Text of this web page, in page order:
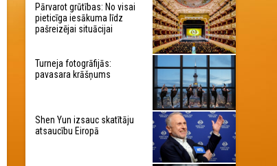
Pārvarot grūtības: No visai
pieticīga iesākuma līdz
pašreizējai situācijai
Turneja fotogrāfijās:
pavasara krāšņums
Shen Yun izsauc skatītāju
atsaucību Eiropā